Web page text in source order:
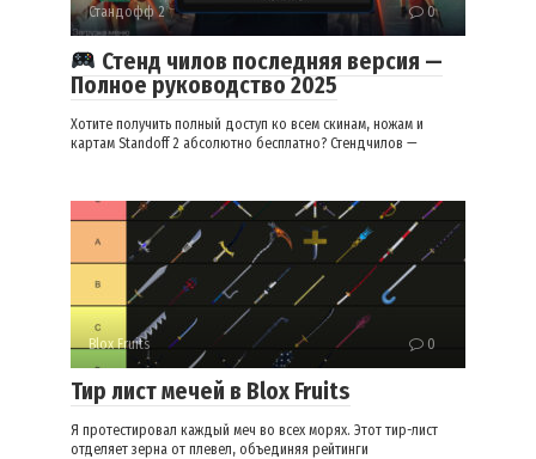
Стандофф 2 0
Стенд чилов последняя версия —
Полное руководство 2025
Хотите получить полный доступ ко всем скинам, ножам и
картам Standoff 2 абсолютно бесплатно? Стендчилов —
Blox Fruits 0
Тир лист мечей в Blox Fruits
Я протестировал каждый меч во всех морях. Этот тир-лист
отделяет зерна от плевел, объединяя рейтинги